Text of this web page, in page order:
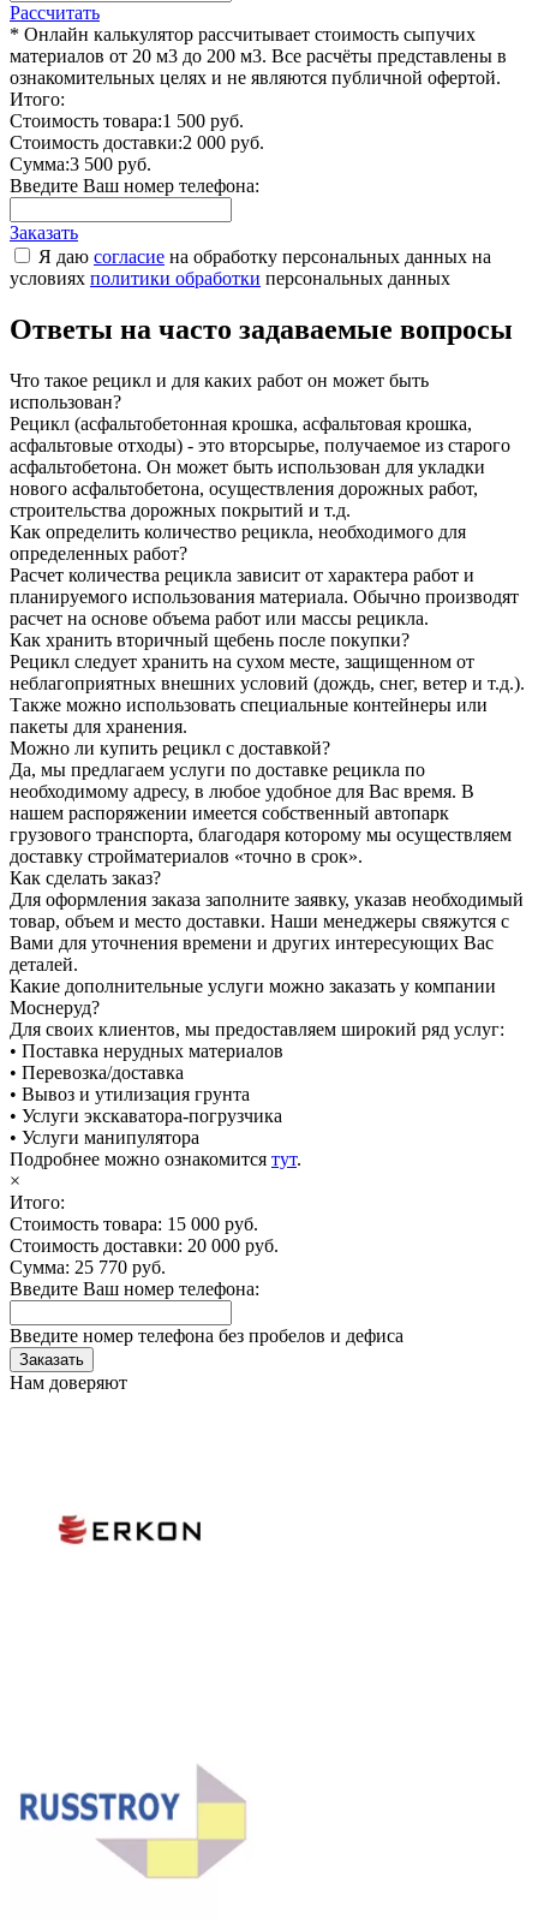
Рассчитать
* Онлайн калькулятор рассчитывает стоимость сыпучих
материалов от 20 м3 до 200 м3. Все расчёты представлены в
ознакомительных целях и не являются публичной офертой.
Итого:
Стоимость товара:1 500 руб.
Стоимость доставки:2 000 руб.
Сумма:3 500 руб.
Введите Ваш номер телефона:
Заказать
Я даю согласие на обработку персональных данных на
условиях политики обработки персональных данных
Ответы на часто задаваемые вопросы
Что такое рецикл и для каких работ он может быть
использован?
Рецикл (асфальтобетонная крошка, асфальтовая крошка,
асфальтовые отходы) - это вторсырье, получаемое из старого
асфальтобетона. Он может быть использован для укладки
нового асфальтобетона, осуществления дорожных работ,
строительства дорожных покрытий и т.д.
Как определить количество рецикла, необходимого для
определенных работ?
Расчет количества рецикла зависит от характера работ и
планируемого использования материала. Обычно производят
расчет на основе объема работ или массы рецикла.
Как хранить вторичный щебень после покупки?
Рецикл следует хранить на сухом месте, защищенном от
неблагоприятных внешних условий (дождь, снег, ветер и т.д.).
Также можно использовать специальные контейнеры или
пакеты для хранения.
Можно ли купить рецикл с доставкой?
Да, мы предлагаем услуги по доставке рецикла по
необходимому адресу, в любое удобное для Вас время. В
нашем распоряжении имеется собственный автопарк
грузового транспорта, благодаря которому мы осуществляем
доставку стройматериалов «точно в срок».
Как сделать заказ?
Для оформления заказа заполните заявку, указав необходимый
товар, объем и место доставки. Наши менеджеры свяжутся с
Вами для уточнения времени и других интересующих Вас
деталей.
Какие дополнительные услуги можно заказать у компании
Моснеруд?
Для своих клиентов, мы предоставляем широкий ряд услуг:
• Поставка нерудных материалов
• Перевозка/доставка
• Вывоз и утилизация грунта
• Услуги экскаватора-погрузчика
• Услуги манипулятора
Подробнее можно ознакомится тут.
×
Итого:
Стоимость товара: 15 000 руб.
Стоимость доставки: 20 000 руб.
Сумма: 25 770 руб.
Введите Ваш номер телефона:
Введите номер телефона без пробелов и дефиса
Заказать
Нам доверяют